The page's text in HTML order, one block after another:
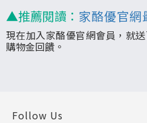
▲推薦閱讀： 家酪優官網
現在加入家酪優官網會員，就
購物金回饋。
Follow Us